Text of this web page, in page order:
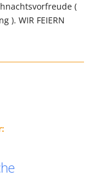
(
). WIR FEIERN